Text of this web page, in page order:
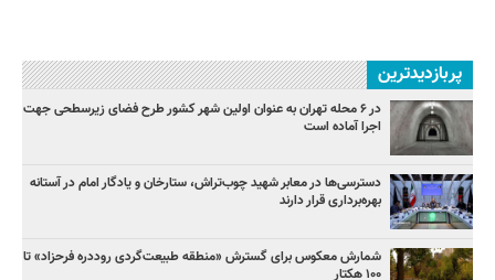
پربازدیدترین
در ۶ محله تهران به عنوان اولین شهر کشور طرح فضای زیرسطحی جهت
اجرا آماده است
دسترسی‌ها در معابر شهید چوب‌تراش، ستارخان و یادگار امام در آستانه
بهره‌برداری قرار دارند
شمارش معکوس برای گسترش «منطقه طبیعت‌گردی روددره فرحزاد» تا
۱۰۰ هکتار